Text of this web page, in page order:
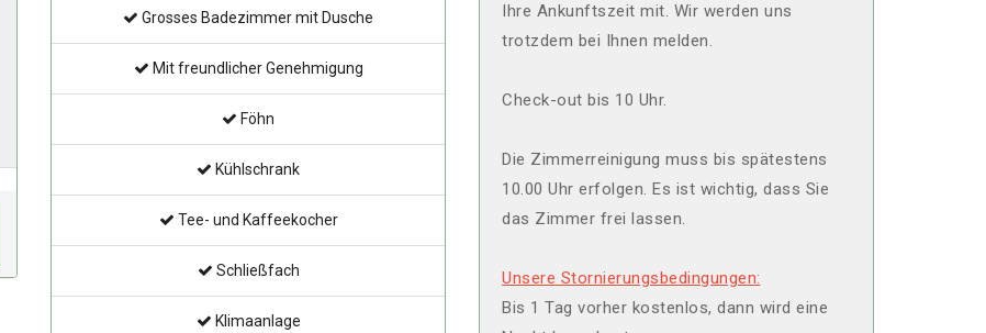
Grosses Badezimmer mit Dusche
Mit freundlicher Genehmigung
Föhn
Kühlschrank
Tee- und Kaffeekocher
Schließfach
Klimaanlage
Ihre Ankunftszeit mit. Wir werden uns
trotzdem bei Ihnen melden.
Check-out bis 10 Uhr.
Die Zimmerreinigung muss bis spätestens
10.00 Uhr erfolgen. Es ist wichtig, dass Sie
das Zimmer frei lassen.
Unsere Stornierungsbedingungen:
Bis 1 Tag vorher kostenlos, dann wird eine